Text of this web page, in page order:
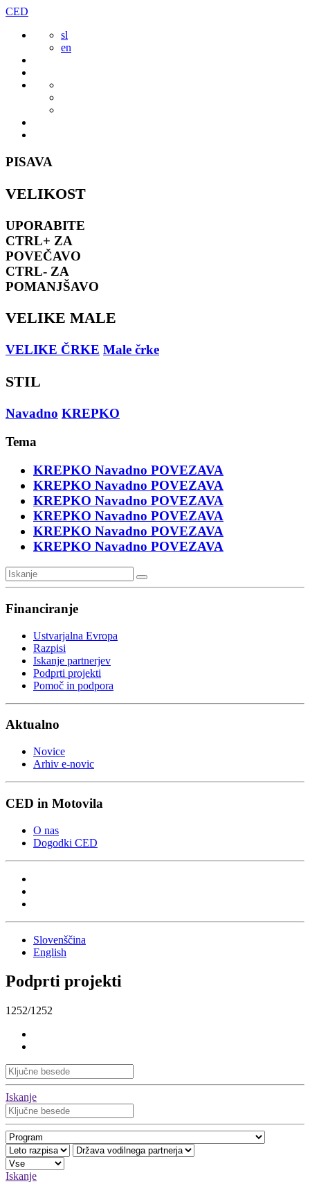
Preskoči
vsebine
CED
sl
en
PISAVA
VELIKOST
UPORABITE
CTRL+ ZA
POVEČAVO
CTRL- ZA
POMANJŠAVO
VELIKE MALE
VELIKE ČRKE Male črke
STIL
Navadno KREPKO
Tema
KREPKO Navadno POVEZAVA
KREPKO Navadno POVEZAVA
KREPKO Navadno POVEZAVA
KREPKO Navadno POVEZAVA
KREPKO Navadno POVEZAVA
KREPKO Navadno POVEZAVA
Financiranje
Ustvarjalna Evropa
Razpisi
Iskanje partnerjev
Podprti projekti
Pomoč in podpora
Aktualno
Novice
Arhiv e-novic
CED in Motovila
O nas
Dogodki CED
Slovenščina
English
Podprti projekti
1252/1252
Iskanje
Iskanje